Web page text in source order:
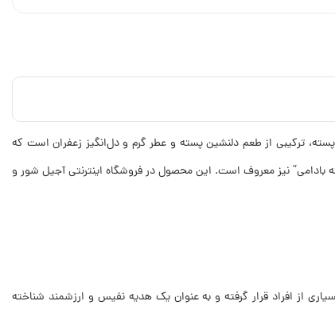
ترکیبی از طعم دلنشین پسته و عطر گرم و دل‌انگیز زعفران است که
نیز معروف است. این محصول در فروشگاه اینترنتی آجیل شور و
از افراد قرار گرفته و به عنوان یک هدیه نفیس و ارزشمند شناخته